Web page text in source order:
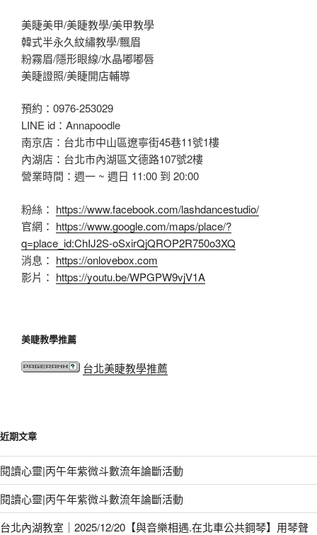
美睫美甲/美睫教學/美甲教學
韓式半永久紋繡教學/飄眉
粉霧眉/隱形眼線/水晶嘟嘟唇
美睫證照/美睫開店輔導
預約：0976-253029
LINE id：Annapoodle
南京店：台北市中山區遼寧街45巷11號1樓
內湖店：台北市內湖區文德路107號2樓
營業時間：週一 ~ 週日 11:00 到 20:00
粉絲： https://www.facebook.com/lashdancestudio/
官網： https://www.google.com/maps/place/?
q=place_id:ChIJ2S-oSxirQjQROP2R750o3XQ
消息： https://onlovebox.com
影片： https://youtu.be/WPGPW9vjV1A
美睫教學推薦
台北美睫教學推薦
近期文章
閱讀心靈|丙午年紫微斗數流年論斷活動
閱讀心靈|丙午年紫微斗數流年論斷活動
台北內湖教室｜2025/12/20【與音樂相遇.在北車公共鋼琴】用琴聲